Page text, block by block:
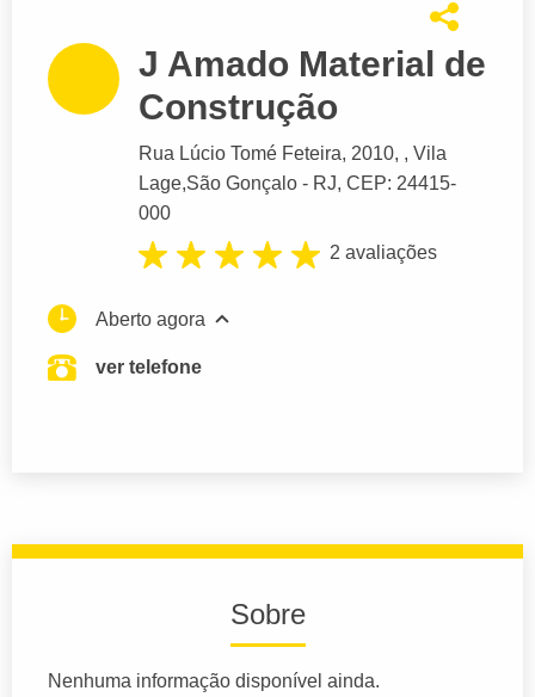
J Amado Material de
Construção
Rua Lúcio Tomé Feteira, 2010, , Vila
Lage,São Gonçalo - RJ, CEP: 24415-
000
2 avaliações
Aberto agora
ver telefone
Sobre
Nenhuma informação disponível ainda.